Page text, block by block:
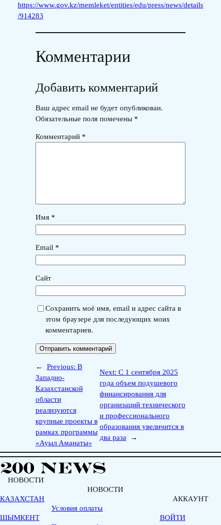
https://www.gov.kz/memleket/entities/edu/press/news/details
/914283
Комментарии
Добавить комментарий
Ваш адрес email не будет опубликован.
Обязательные поля помечены *
Комментарий *
Имя *
Email *
Сайт
Сохранить моё имя, email и адрес сайта в
этом браузере для последующих моих
комментариев.
← Previous: В
Западно-
Казахстанской
области
реализуются
крупные проекты в
рамках программы
«Ауыл Аманаты»
Next: С 1 сентября 2025
года объем подушевого
финансирования для
организаций технического
и профессионального
образования увеличится в
два раза
→
НОВОСТИ
КАЗАХСТАН
ШЫМКЕНТ
НОВОСТИ
Условия оплаты
АККАУНТ
ВОЙТИ